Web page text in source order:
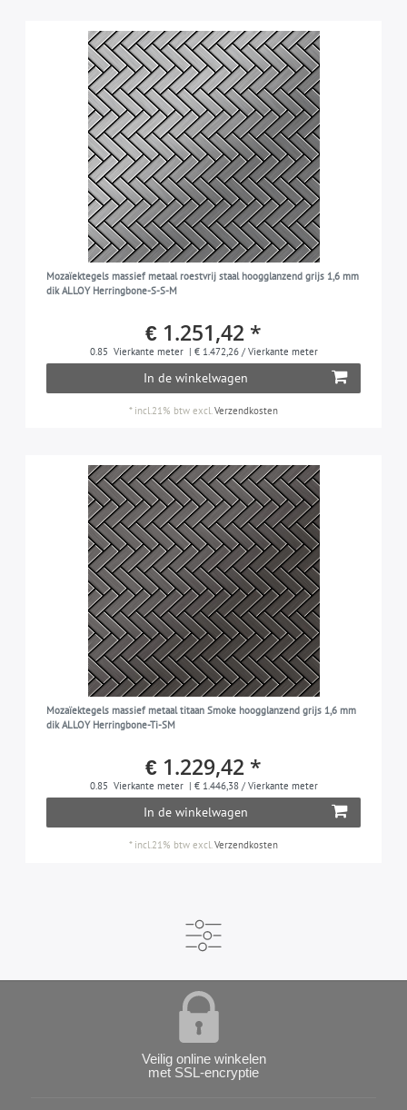
Mozaïektegels massief metaal roestvrij staal hoogglanzend grijs 1,6 mm
dik ALLOY Herringbone-S-S-M
€ 1.251,42 *
0.85 Vierkante meter | € 1.472,26 / Vierkante meter
In de winkelwagen
* incl.21% btw excl.Verzendkosten
Mozaïektegels massief metaal titaan Smoke hoogglanzend grijs 1,6 mm
dik ALLOY Herringbone-Ti-SM
€ 1.229,42 *
0.85 Vierkante meter | € 1.446,38 / Vierkante meter
In de winkelwagen
* incl.21% btw excl.Verzendkosten
Veilig online winkelen
met SSL-encryptie